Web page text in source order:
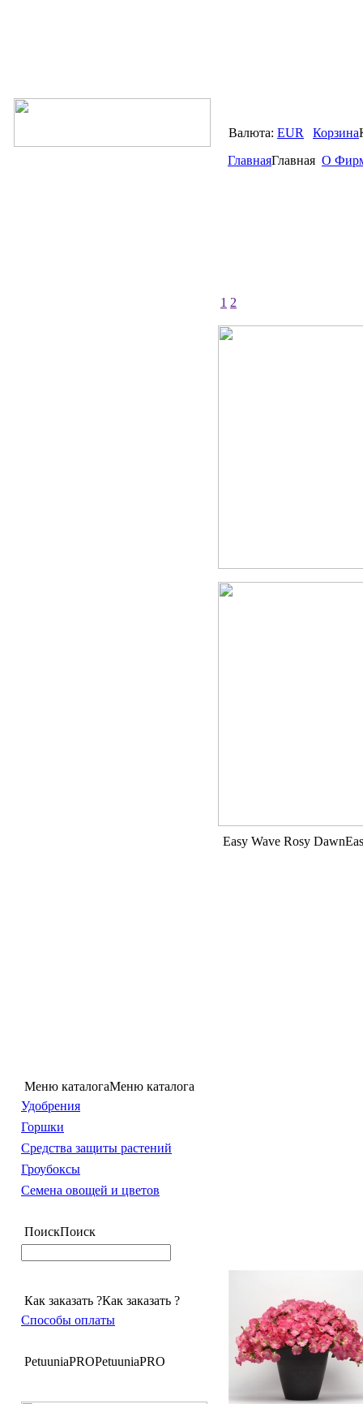
Валюта: EUR Корзина
ГлавнаяГлавная О
Меню каталогаМеню каталога
Удобрения
Горшки
Средства защиты растений
Гроубоксы
Семена овощей и цветов
ПоискПоиск
Как заказать ?Как заказать ?
Способы оплаты
PetuuniaPROPetuuniaPRO
1 2
Easy Wave Rosy Dawn